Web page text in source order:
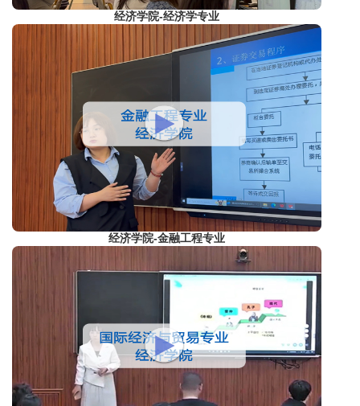
经济学院-经济学专业
经济学院-金融工程专业